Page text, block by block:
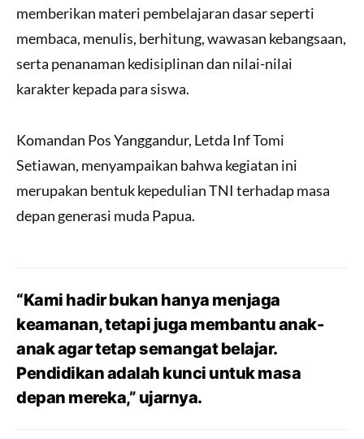
memberikan materi pembelajaran dasar seperti
membaca, menulis, berhitung, wawasan kebangsaan,
serta penanaman kedisiplinan dan nilai-nilai
karakter kepada para siswa.
Komandan Pos Yanggandur, Letda Inf Tomi
Setiawan, menyampaikan bahwa kegiatan ini
merupakan bentuk kepedulian TNI terhadap masa
depan generasi muda Papua.
“Kami hadir bukan hanya menjaga
keamanan, tetapi juga membantu anak-
anak agar tetap semangat belajar.
Pendidikan adalah kunci untuk masa
depan mereka,” ujarnya.